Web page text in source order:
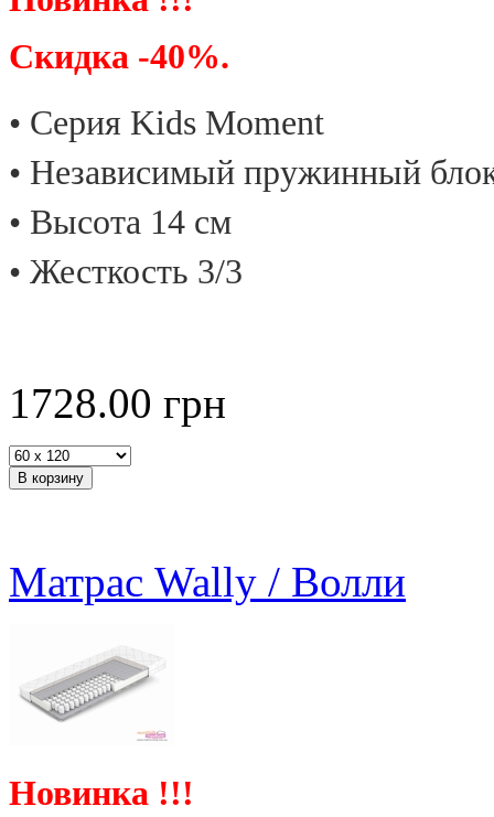
Скидка -40%.
• Cерия Kids Moment
• Независимый пружинный
• Высота 14 см
• Жесткость 3/3
1728.00 грн
Матрас Wally / Волли
Новинка !!!